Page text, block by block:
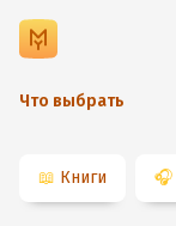
Что выбрать
📖 Книги 🎧